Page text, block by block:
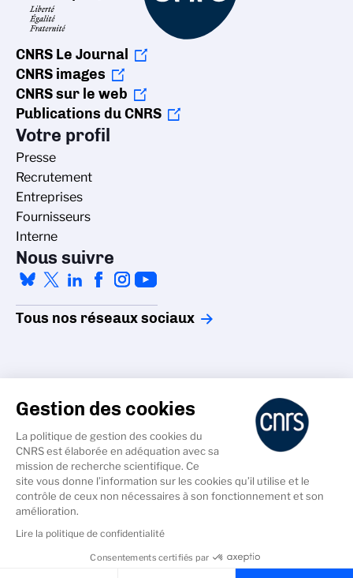
CNRS Le Journal
CNRS images
CNRS sur le web
Publications du CNRS
Votre profil
Presse
Recrutement
Entreprises
Fournisseurs
Interne
Nous suivre
Tous nos réseaux sociaux
Accessibilité - non conforme
Crédits
Gestion des cookies
Données personnelles
Mentions légales
Gestion des cookies
La politique de gestion des cookies du
CNRS est élaborée en adéquation avec sa
mission de recherche scientifique. Ce
site vous donne l’information sur les cookies qu’il utilise et le
contrôle de ceux non nécessaires à son fonctionnement et son
amélioration.
Lire la politique de confidentialité
Consentements certifiés par